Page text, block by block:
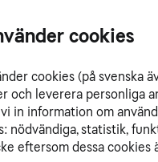
autogiro. Fyll i
meddelar vi
använda standard
cookies
cookies (på svenska
och leverera personliga
in information om
nödvändiga, statistik,
eftersom dessa cookies